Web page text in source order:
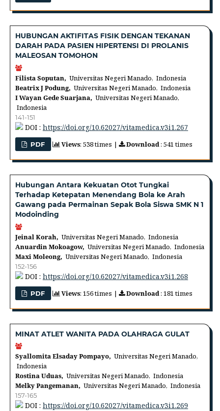
HUBUNGAN AKTIFITAS FISIK DENGAN TEKANAN
DARAH PADA PASIEN HIPERTENSI DI PROLANIS
MALEOSAN TOMOHON
Filista Soputan, Universitas Negeri Manado, Indonesia
Beatrix J Podung, Universitas Negeri Manado, Indonesia
I Wayan Gede Suarjana, Universitas Negeri Manado,
Indonesia
141-151
DOI : https://doi.org/10.62027/vitamedica.v3i1.267
PDF Views: 538 times | Download: 541 times
Hubungan Antara Kekuatan Otot Tungkai
Terhadap Ketepatan Menendang Bola ke Arah
Gawang pada Permainan Sepak Bola Siswa SMK N 1
Modoinding
Jeinal Korah, Universitas Negeri Manado, Indonesia
Anuardin Mokoagow, Universitas Negeri Manado, Indonesia
Maxi Moleong, Universitas Negeri Manado, Indonesia
152-156
DOI : https://doi.org/10.62027/vitamedica.v3i1.268
PDF Views: 156 times | Download: 181 times
MINAT ATLET WANITA PADA OLAHRAGA GULAT
Syallomita Elsaday Pompayo, Universitas Negeri Manado,
Indonesia
Rostina Uduas, Universitas Negeri Manado, Indonesia
Melky Pangemanan, Universitas Negeri Manado, Indonesia
157-165
DOI : https://doi.org/10.62027/vitamedica.v3i1.269